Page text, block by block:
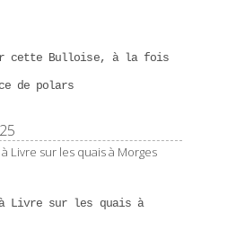
cette Bulloise, à la fois
de polars
à Livre sur les quais à